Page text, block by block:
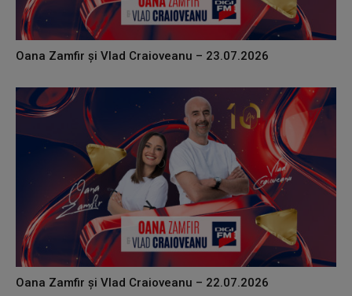
Oana Zamfir și Vlad Craioveanu – 23.07.2026
Oana Zamfir și Vlad Craioveanu – 22.07.2026